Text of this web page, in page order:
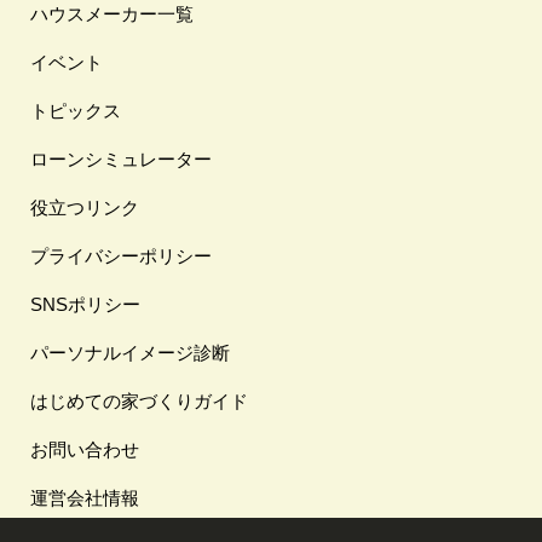
ハウスメーカー一覧
イベント
トピックス
ローンシミュレーター
役立つリンク
プライバシーポリシー
SNSポリシー
パーソナルイメージ診断
はじめての家づくりガイド
お問い合わせ
運営会社情報